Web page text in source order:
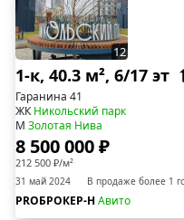
12
1-к, 40.3 м², 6/17 эт
Гаранина 41
ЖКНикольский парк
М Золотая Нива
8 500 000 ₽
212 500 ₽/м²
31 май 2024 В продаже более 1
PROБРОКЕР-НАвито